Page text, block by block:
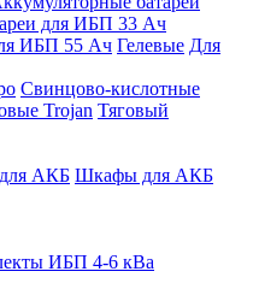
для ИБП 33 Ач
ИБП 55 Ач Гелевые Для
Свинцово-кислотные
Trojan Тяговый
АКБ Шкафы для АКБ
ИБП 4-6 кВа